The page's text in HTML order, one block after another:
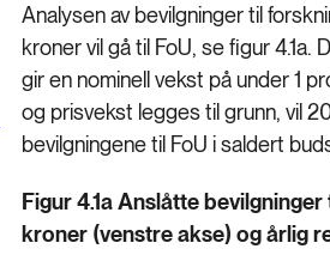
Analysen av bevilgninger til
kroner vil gå til FoU, se figur
gir en nominell vekst på under 1
og prisvekst legges til grunn, vil
bevilgningene til FoU i saldert
Figur 4.1a Anslåtte
kroner (venstre akse) og årlig